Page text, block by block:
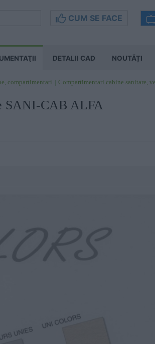
CUM SE FACE
DETALII CAD NOUTĂȚI
compartimentari Compartimentari cabine sanitare,
SANI-CAB ALFA